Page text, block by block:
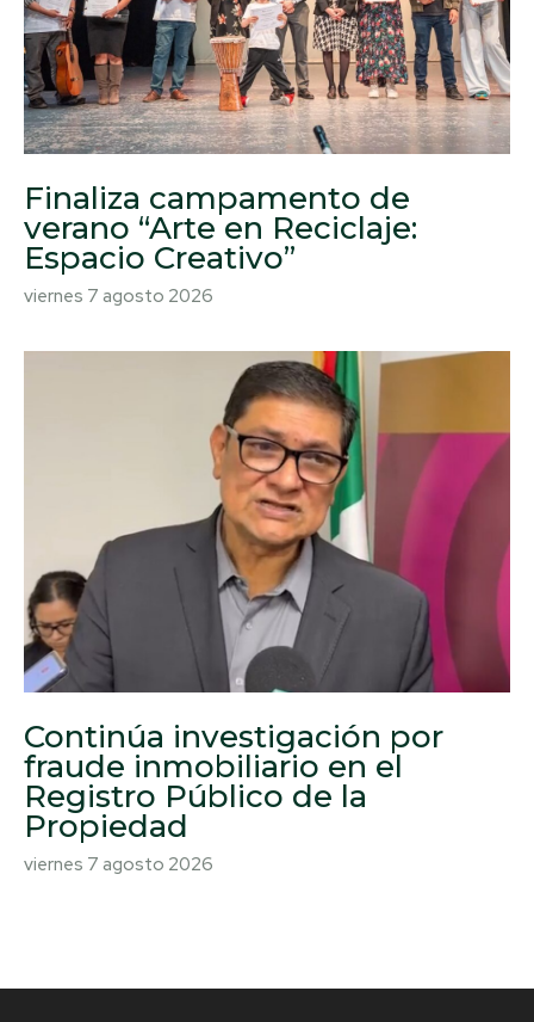
Finaliza campamento de
verano “Arte en Reciclaje:
Espacio Creativo”
viernes 7 agosto 2026
Continúa investigación por
fraude inmobiliario en el
Registro Público de la
Propiedad
viernes 7 agosto 2026